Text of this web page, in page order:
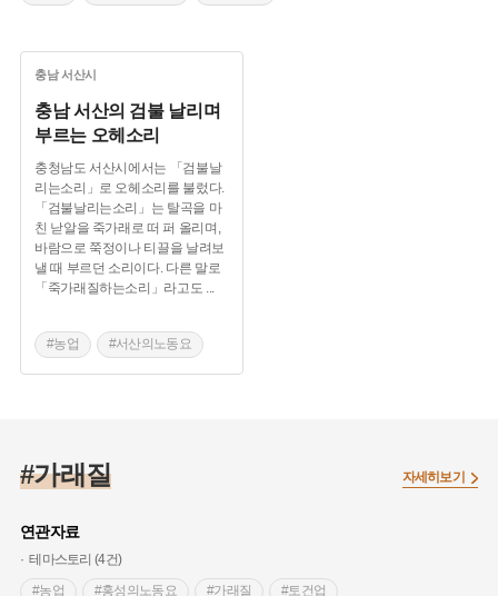
충남서산시
충남 서산의 검불 날리며
부르는 오헤소리
충청남도 서산시에서는 「검불날
리는소리」로 오헤소리를 불렀다.
「검불날리는소리」는 탈곡을 마
친 낟알을 죽가래로 떠 퍼 올리며,
바람으로 쭉정이나 티끌을 날려보
낼 때 부르던 소리이다. 다른 말로
「죽가래질하는소리」라고도
#농업 #서산의노동요
#죽가래질
#가래질
연관자료
테마스토리 (4건)
#농업
#홍성의노동요 #가래질 #토건업
자세히보기